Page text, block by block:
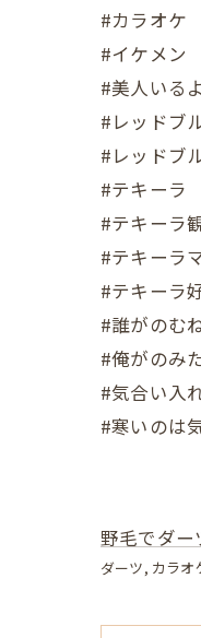
#カラオケ
#イケメン
#美人いるよ
#レッドブ
#レッドブ
#テキーラ
#テキーラ
#テキーラ
#テキーラ
#誰がのむ
#俺がのみ
#気合い入
#寒いのは
野毛でダー
ダーツ カラオ